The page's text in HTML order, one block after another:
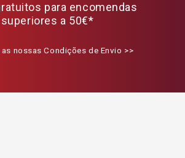
para encomendas
superiores a 50€*
nossas Condições de Envio >>